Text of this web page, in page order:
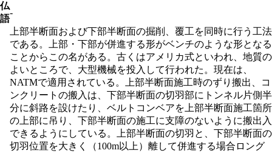
仏
語
-
上部半断面および下部半断面の掘削、覆工を同時に行う工法
である。上部・下部が併進する形がベンチのような形となる
ことからこの名がある。古くはアメリカ式といわれ、地質の
よいところで、大型機械を投入して行われた。現在は、
NATMで適用されている。上部半断面施工時のずり搬出、コ
ンクリートの搬入は、下部半断面の切羽部にトンネル片側半
分に斜路を設けたり、ベルトコンベアを上部半断面施工箇所
の上部に吊り、下部半断面の施工に支障のないように搬出入
できるようにしている。上部半断面の切羽と、下部半断面の
切羽位置を大きく（100m以上）離して併進する場合ロング